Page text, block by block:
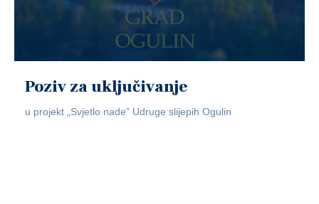
Poziv za uključivanje
u projekt „Svjetlo nade” Udruge slijepih Ogulin